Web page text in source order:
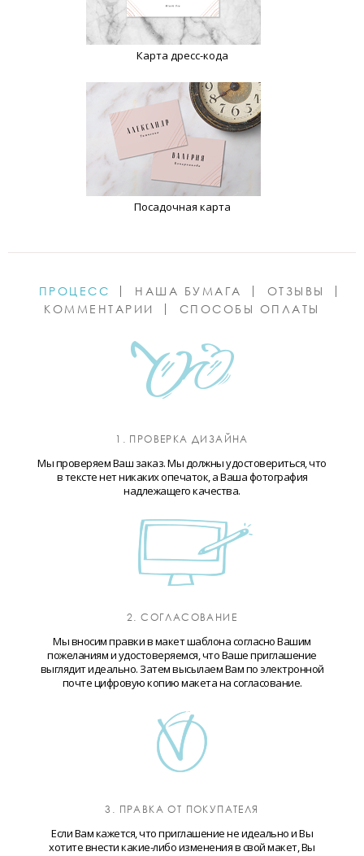
Карта дресс-кода
Посадочная карта
ПРОЦЕСС НАША БУМАГА
ОТЗЫВЫ
КОММЕНТАРИИ
СПОСОБЫ ОПЛАТЫ
1. ПРОВЕРКА ДИЗАЙНА
Мы проверяем Ваш заказ. Мы должны удостовериться, что
в тексте нет никаких опечаток, а Ваша фотография
надлежащего качества.
2. СОГЛАСОВАНИЕ
Мы вносим правки в макет шаблона согласно Вашим
пожеланиям и удостоверяемся, что Ваше приглашение
выглядит идеально. Затем высылаем Вам по электронной
почте цифровую копию макета на согласование.
3. ПРАВКА ОТ ПОКУПАТЕЛЯ
Если Вам кажется, что приглашение не идеально и Вы
хотите внести какие-либо изменения в свой макет, Вы